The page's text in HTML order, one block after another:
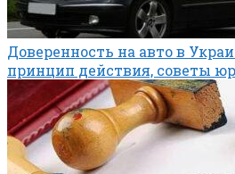
Доверенность на авто в
принцип действия, советы